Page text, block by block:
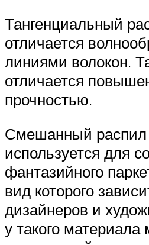
Тангенциальный
отличается
линиями волокон.
отличается
прочностью.
Смешанный
используется для
фантазийного
вид которого
дизайнеров и
у такого